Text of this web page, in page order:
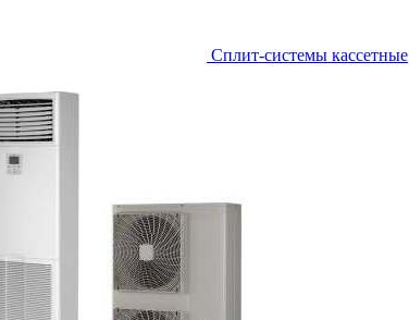
Сплит-системы кассетные